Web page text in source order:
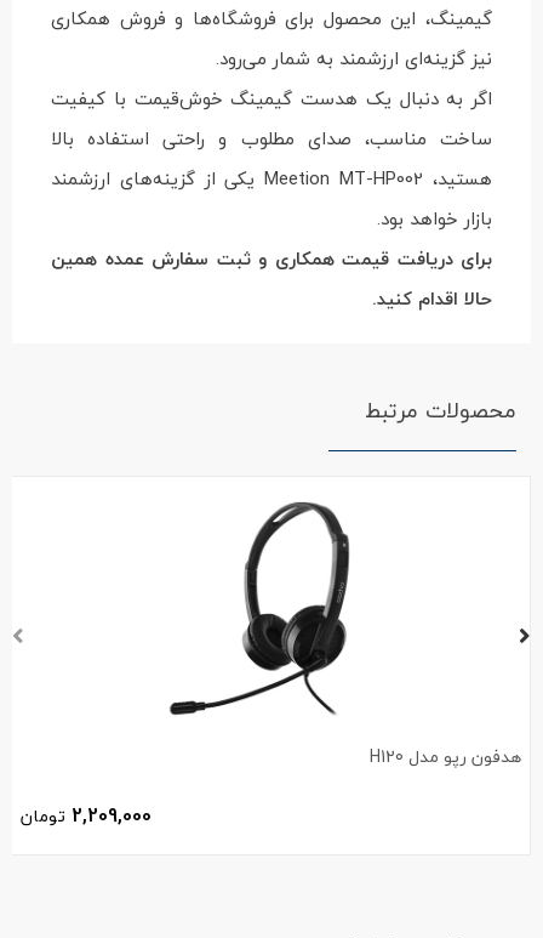
گیمینگ، این محصول برای فروشگاه‌ها و فروش همکاری
نیز گزینه‌ای ارزشمند به شمار می‌رود.
اگر به دنبال یک هدست گیمینگ خوش‌قیمت با کیفیت
ساخت مناسب، صدای مطلوب و راحتی استفاده بالا
هستید، Meetion MT-HP002 یکی از گزینه‌های ارزشمند
بازار خواهد بود.
برای دریافت قیمت همکاری و ثبت سفارش عمده همین
حالا اقدام کنید.
محصولات مرتبط
هدفون رپو مدل H120
2,209,000 تومان